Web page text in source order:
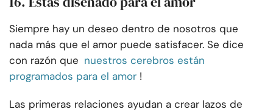
Siempre hay un deseo dentro de nosotros que
nada más que el amor puede satisfacer. Se dice
con razón que nuestros cerebros están
programados para el amor !
Las primeras relaciones ayudan a crear lazos de